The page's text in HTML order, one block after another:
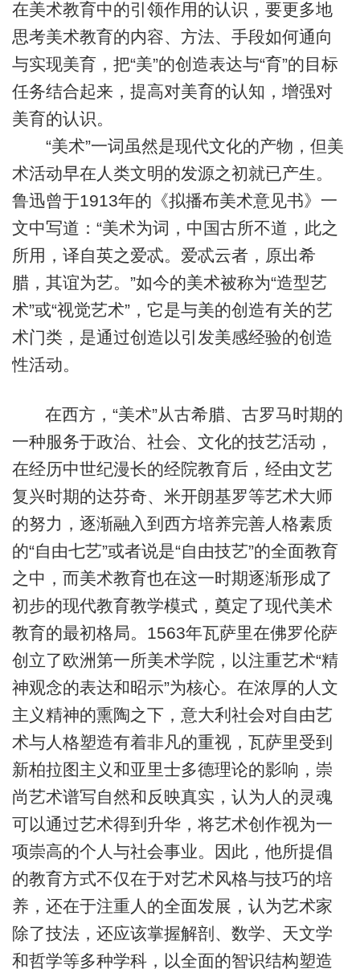
在美术教育中的引领作用的认识，要更多地
思考美术教育的内容、方法、手段如何通向
与实现美育，把“美”的创造表达与“育”的目标
任务结合起来，提高对美育的认知，增强对
美育的认识。
“美术”一词虽然是现代文化的产物，但美
术活动早在人类文明的发源之初就已产生。
鲁迅曾于1913年的《拟播布美术意见书》一
文中写道：“美术为词，中国古所不道，此之
所用，译自英之爱忒。爱忒云者，原出希
腊，其谊为艺。”如今的美术被称为“造型艺
术”或“视觉艺术”，它是与美的创造有关的艺
术门类，是通过创造以引发美感经验的创造
性活动。
在西方，“美术”从古希腊、古罗马时期的
一种服务于政治、社会、文化的技艺活动，
在经历中世纪漫长的经院教育后，经由文艺
复兴时期的达芬奇、米开朗基罗等艺术大师
的努力，逐渐融入到西方培养完善人格素质
的“自由七艺”或者说是“自由技艺”的全面教育
之中，而美术教育也在这一时期逐渐形成了
初步的现代教育教学模式，奠定了现代美术
教育的最初格局。1563年瓦萨里在佛罗伦萨
创立了欧洲第一所美术学院，以注重艺术“精
神观念的表达和昭示”为核心。在浓厚的人文
主义精神的熏陶之下，意大利社会对自由艺
术与人格塑造有着非凡的重视，瓦萨里受到
新柏拉图主义和亚里士多德理论的影响，崇
尚艺术谱写自然和反映真实，认为人的灵魂
可以通过艺术得到升华，将艺术创作视为一
项崇高的个人与社会事业。因此，他所提倡
的教育方式不仅在于对艺术风格与技巧的培
养，还在于注重人的全面发展，认为艺术家
除了技法，还应该掌握解剖、数学、天文学
和哲学等多种学科，以全面的智识结构塑造